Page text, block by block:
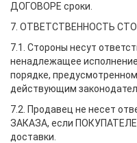
ДОГОВОРЕ сроки.
7. ОТВЕТСТВЕННОСТЬ
7.1. Стороны несут
ненадлежащее
порядке,
действующим
7.2. Продавец не несет
ЗАКАЗА, если
доставки.